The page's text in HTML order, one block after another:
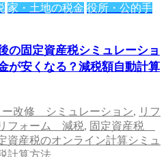
家・土地の税金 役所・公的手
の固定資産税シミュレーショ
が安くなる？減税額自動計算
ー改修 シミュレーション, リフ
フォーム 減税, 固定資産税
資産税のオンライン計算シミュ
計算方法